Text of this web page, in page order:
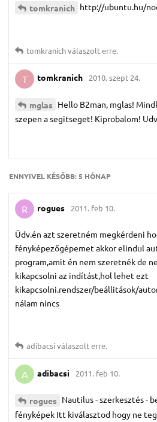
tomkranich http://ubuntu.hu/
tomkranichválaszolt erre.
T tomkranich 2010. szept 24.
mglas Hello B2man, mglas!
szepen a segitseget! Kiprobalom!
ENNYIVEL KÉSŐBB:5 HÓNAP
R rogues 2011. feb 10.
Üdv.én azt szeretném megkérdeni
fényképezőgépemet akkor elindul
program,amit én nem szeretnék de
kikapcsolni az indítást,hol lehet ezt
kikapcsolni.rendszer/beállitások/
nálam nincs
adibacsiválaszolt erre.
A adibacsi 2011. feb 10.
rogues Nautilus - szerkesztés -
fényképek Itt kiválasztod hogy ne